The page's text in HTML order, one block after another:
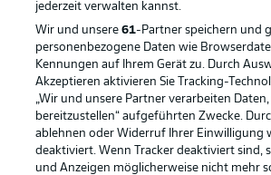
Rechtliche Hinweise
Datenschutz
Kontakt Jobs
Impressum Partner
jederzeit verwalten kannst.
Wir und unsere 61-Partner speichern und
personenbezogene Daten wie
Kennungen auf Ihrem Gerät zu. Durch
Akzeptieren aktivieren Sie Tracking-
„Wir und unsere Partner verarbeiten
bereitzustellen“ aufgeführten Zwecke.
ablehnen oder Widerruf Ihrer Einwilligung
deaktiviert. Wenn Tracker deaktiviert sind,
und Anzeigen möglicherweise nicht mehr